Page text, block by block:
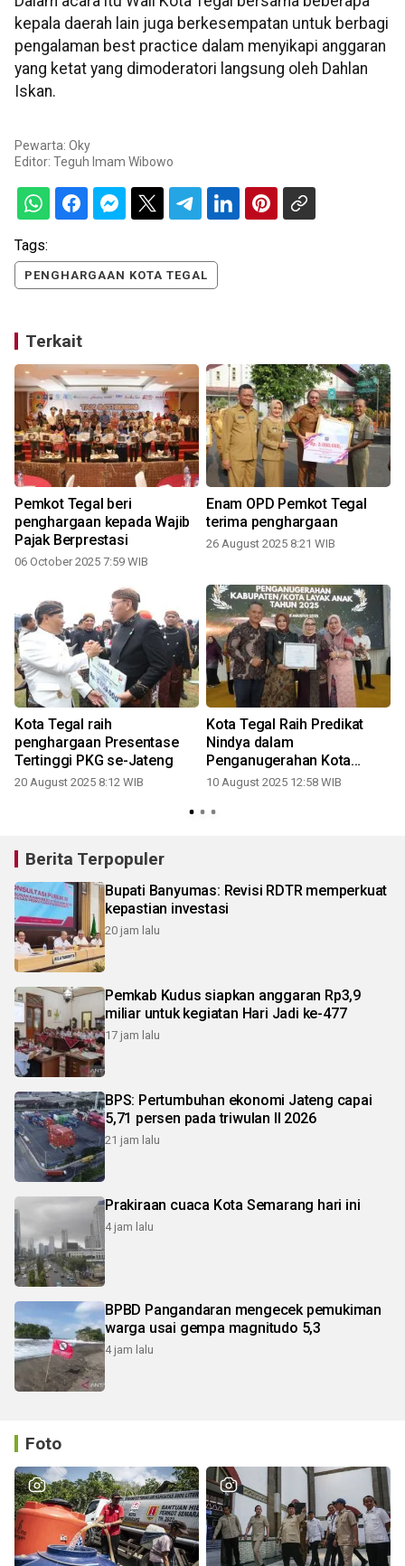
kepala daerah lain juga berkesempatan untuk berbagi
pengalaman best practice dalam menyikapi anggaran
yang ketat yang dimoderatori langsung oleh Dahlan
Iskan.
Pewarta: Oky
Editor: Teguh Imam Wibowo
Tags:
PENGHARGAAN KOTA TEGAL
Terkait
Pemkot Tegal beri
penghargaan kepada Wajib
Pajak Berprestasi
06 October 2025 7:59 WIB
Enam OPD Pemkot Tegal
terima penghargaan
26 August 2025 8:21 WIB
Kota Tegal raih
penghargaan Presentase
Tertinggi PKG se-Jateng
20 August 2025 8:12 WIB
Kota Tegal Raih Predikat
Nindya dalam
Penganugerahan Kota
Layak Anak 2025
10 August 2025 12:58 WIB
Berita Terpopuler
Bupati Banyumas: Revisi RDTR memperkuat
kepastian investasi
20 jam lalu
Pemkab Kudus siapkan anggaran Rp3,9
miliar untuk kegiatan Hari Jadi ke-477
17 jam lalu
BPS: Pertumbuhan ekonomi Jateng capai
5,71 persen pada triwulan II 2026
21 jam lalu
Prakiraan cuaca Kota Semarang hari ini
4 jam lalu
BPBD Pangandaran mengecek pemukiman
warga usai gempa magnitudo 5,3
4 jam lalu
Foto